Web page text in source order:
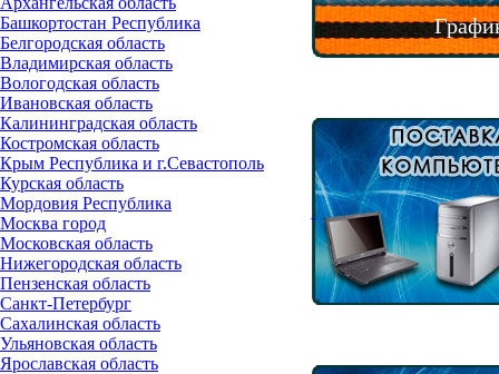
Башкортостан Республика
Белгородская область
Владимирская область
Вологодская область
Ивановская область
Калининградская область
Костромская область
Крым Республика и г.Севастополь
Курская область
Мордовия Республика
Москва город
Московская область
Нижегородская область
Пензенская область
Санкт-Петербург
Сахалинская область
Ульяновская область
Ярославская область